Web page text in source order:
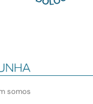
somos